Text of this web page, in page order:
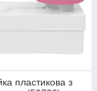
пластикова з